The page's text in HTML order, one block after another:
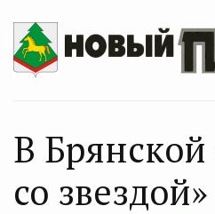
В
со звездой»